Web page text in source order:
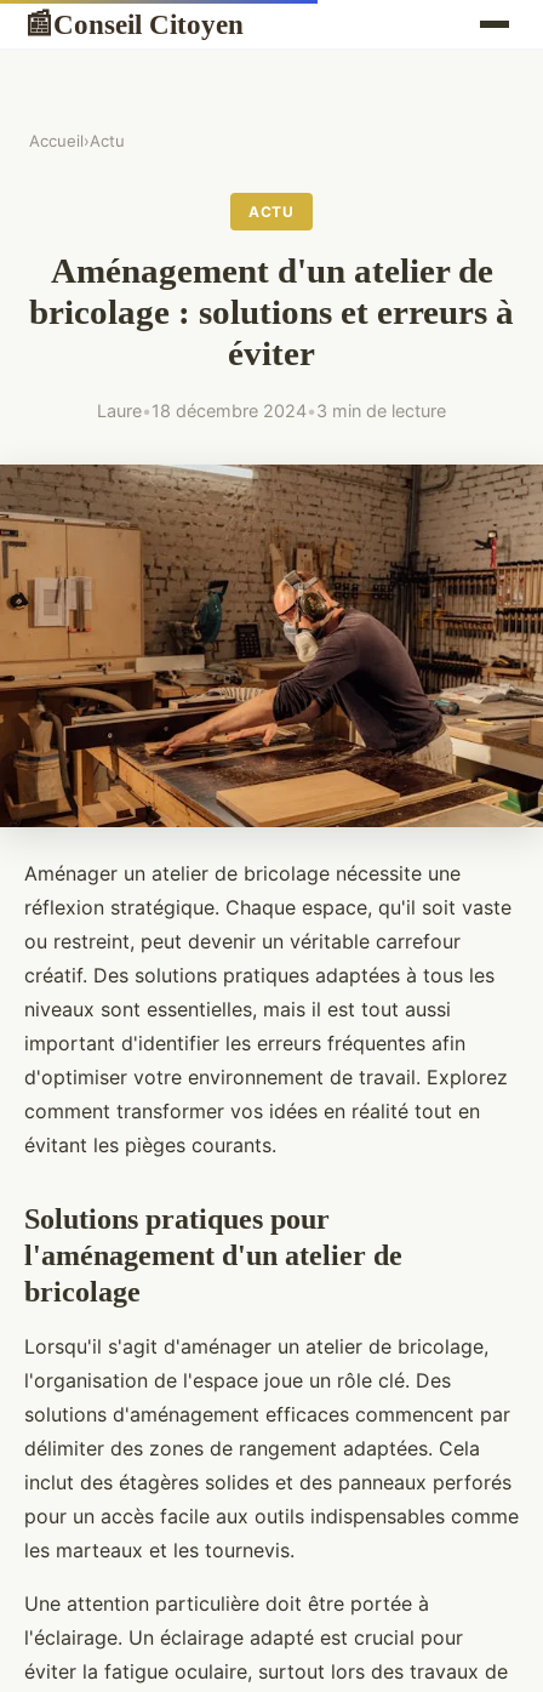
📰Conseil Citoyen
Accueil›Actu
ACTU
Aménagement d'un atelier de
bricolage : solutions et erreurs à
éviter
Laure•18 décembre 2024•3 min de lecture
Aménager un atelier de bricolage nécessite une
réflexion stratégique. Chaque espace, qu'il soit vaste
ou restreint, peut devenir un véritable carrefour
créatif. Des solutions pratiques adaptées à tous les
niveaux sont essentielles, mais il est tout aussi
important d'identifier les erreurs fréquentes afin
d'optimiser votre environnement de travail. Explorez
comment transformer vos idées en réalité tout en
évitant les pièges courants.
Solutions pratiques pour
l'aménagement d'un atelier de
bricolage
Lorsqu'il s'agit d'aménager un atelier de bricolage,
l'organisation de l'espace joue un rôle clé. Des
solutions d'aménagement efficaces commencent par
délimiter des zones de rangement adaptées. Cela
inclut des étagères solides et des panneaux perforés
pour un accès facile aux outils indispensables comme
les marteaux et les tournevis.
Une attention particulière doit être portée à
l'éclairage. Un éclairage adapté est crucial pour
éviter la fatigue oculaire, surtout lors des travaux de